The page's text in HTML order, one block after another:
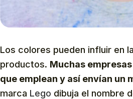
Los colores pueden influir en
productos. Muchas
que emplean y así envían un
marca Lego dibuja el nombre